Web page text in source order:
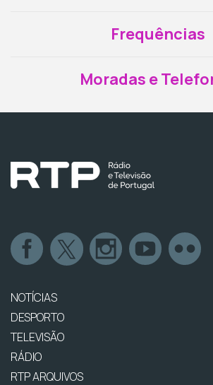
Frequências
Moradas e
NOTÍCIAS
DESPORTO
TELEVISÃO
RÁDIO
RTP ARQUIVOS